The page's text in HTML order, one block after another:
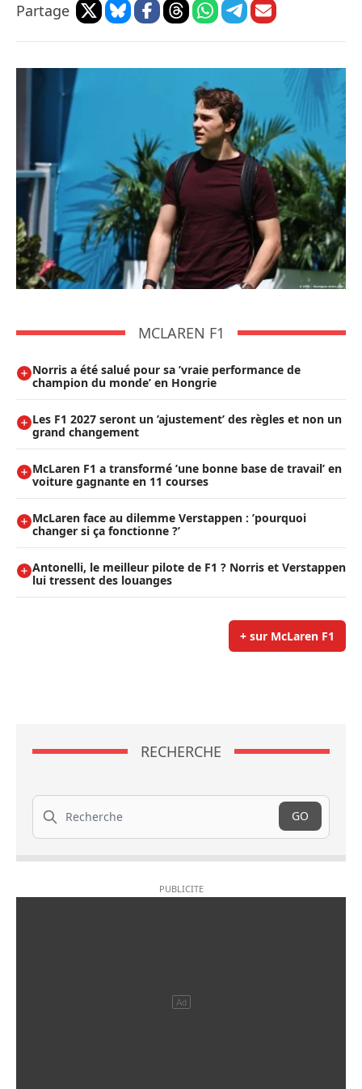
Partage
MCLAREN F1
Norris a été salué pour sa ’vraie performance de
champion du monde’ en Hongrie
Les F1 2027 seront un ’ajustement’ des règles et non un
grand changement
McLaren F1 a transformé ’une bonne base de travail’ en
voiture gagnante en 11 courses
McLaren face au dilemme Verstappen : ’pourquoi
changer si ça fonctionne ?’
Antonelli, le meilleur pilote de F1 ? Norris et Verstappen
lui tressent des louanges
+ sur McLaren F1
RECHERCHE
Recherche
GO